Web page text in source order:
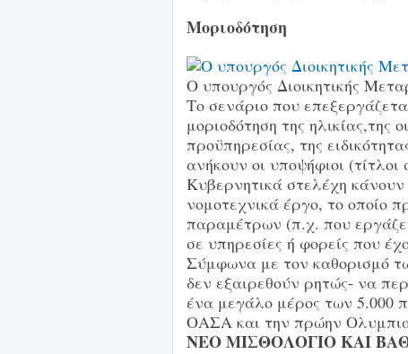
Μοριοδότηση
Ο υπουργός Διοικητικής
Το σενάριο που
μοριοδότηση της ηλικίας,της
προϋπηρεσίας, της
ανήκουν οι υποψήφιοι
Κυβερνητικά στελέχη
νομοτεχνικά έργο, το οποίο
παραμέτρων (π.χ. που
σε υπηρεσίες ή φορείς που
Σύμφωνα με τον καθορισμό
δεν εξαιρεθούν ρητώς- να
ένα μεγάλο μέρος των 5.000
ΟΑΣΑ και την πρώην
ΝΕΟ ΜΙΣΘΟΛΟΓΙΟ ΚΑΙ